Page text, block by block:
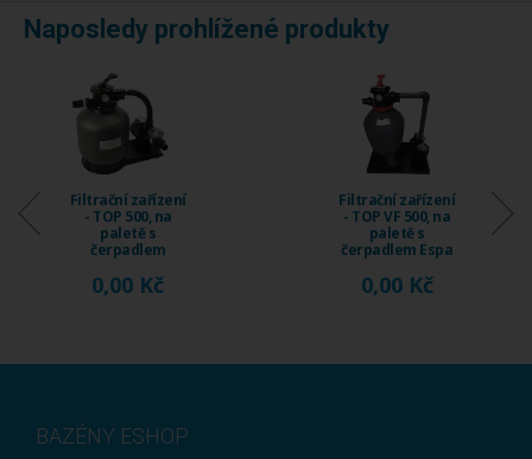
Naposledy prohlížené produkty
Filtrační zařízení
- TOP VF 500, na
paletě s
čerpadlem Espa
0,00 Kč
Dnová síťka -
Easy Clean
0,00 Kč
BAZÉNY ESHOP